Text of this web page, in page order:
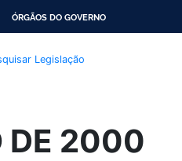
ÓRGÃOS DO GOVERNO
Legislação
DE 2000